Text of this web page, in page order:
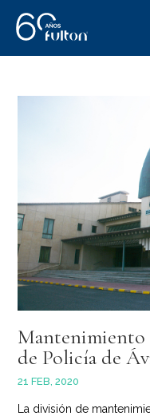
Mantenimiento
de Policía de
21 FEB, 2020
La división de